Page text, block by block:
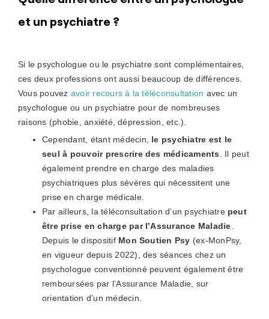
et un psychiatre ?
Si le psychologue ou le psychiatre sont complémentaires,
ces deux professions ont aussi beaucoup de différences.
Vous pouvez avoir recours à la téléconsultation avec un
psychologue ou un psychiatre pour de nombreuses
raisons (phobie, anxiété, dépression, etc.).
Cependant, étant médecin, le psychiatre est le
seul à pouvoir prescrire des médicaments . Il peut
également prendre en charge des maladies
psychiatriques plus sévères qui nécessitent une
prise en charge médicale.
Par ailleurs, la téléconsultation d’un psychiatrepeut
être prise en charge par l’Assurance Maladie
Depuis le dispositif Mon Soutien Psy (ex-MonPsy,
en vigueur depuis 2022), des séances chez un
psychologue conventionné peuvent également être
remboursées par l’Assurance Maladie, sur
orientation d’un médecin.